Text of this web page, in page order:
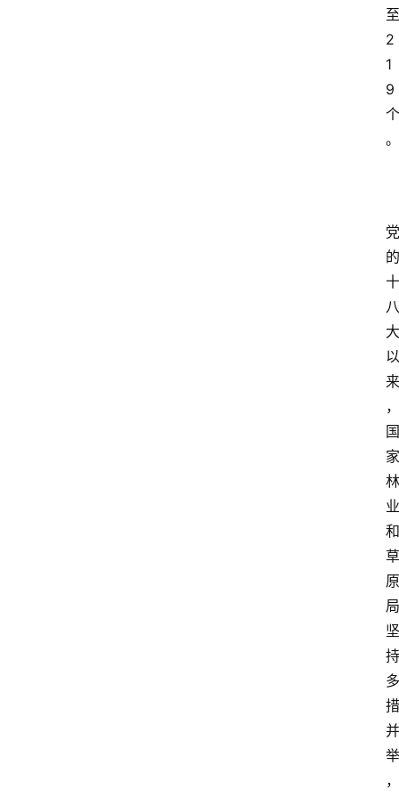
至
2
1
9
个
。
党
的
十
八
大
以
来
，
国
家
林
业
和
草
原
局
坚
持
多
措
并
举
，